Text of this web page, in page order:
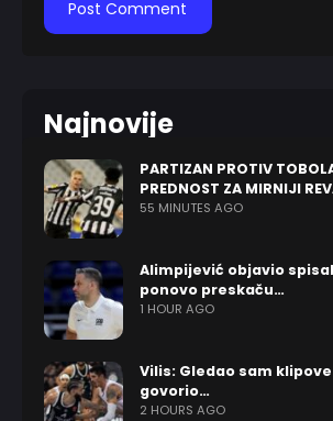
Najnovije
PARTIZAN PROTIV
PREDNOST ZA MIRNIJI
55 MINUTES AGO
Alimpijević objavio
ponovo preskaču…
1 HOUR AGO
Vilis: Gledao sam
govorio…
2 HOURS AGO